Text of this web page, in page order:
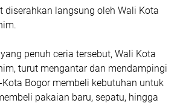
diserahkan langsung oleh Wali Kota
penuh ceria tersebut, Wali Kota
turut mengantar dan mendampingi
Bogor membeli kebutuhan untuk
pakaian baru, sepatu, hingga